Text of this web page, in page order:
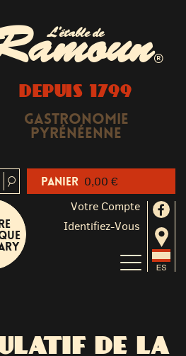
L'étable de
®
DEPUIS 1799
Gastronomie
Pyrénéenne
Votre Compte
Identifiez-Vous
DE LA
Panier 0,00 €